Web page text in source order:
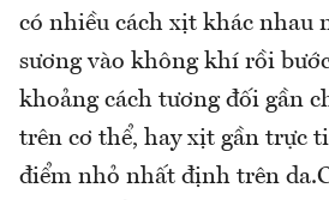
có nhiều cách xịt khác nhau
sương vào không khí rồi
khoảng cách tương đối gần
trên cơ thể, hay xịt gần trực
điểm nhỏ nhất định trên